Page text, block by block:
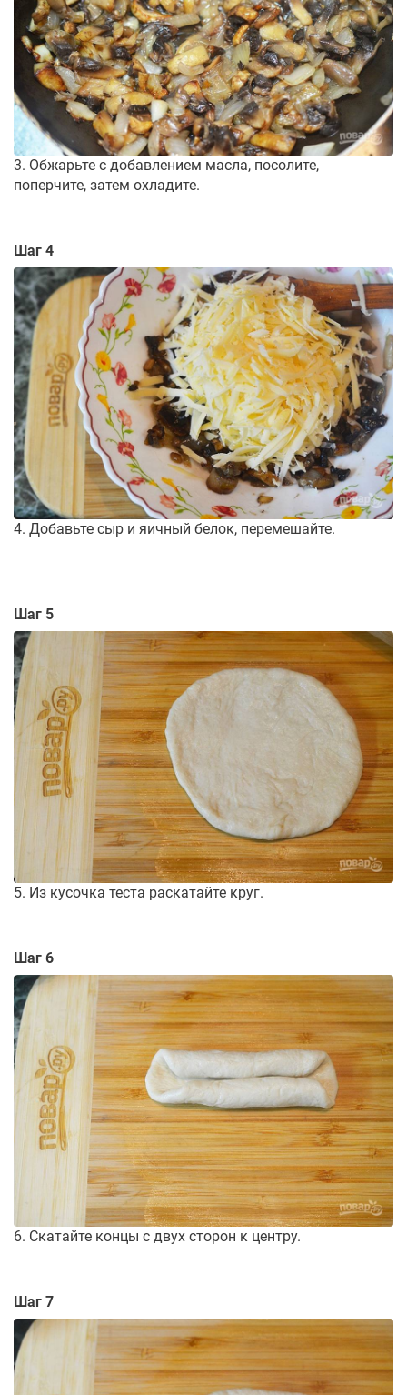
3. Обжарьте с добавлением масла, посолите,
поперчите, затем охладите.
Шаг 4
4. Добавьте сыр и яичный белок, перемешайте.
Шаг 5
5. Из кусочка теста раскатайте круг.
Шаг 6
6. Скатайте концы с двух сторон к центру.
Шаг 7